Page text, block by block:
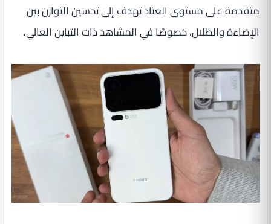
متقدمة على مستوى العتاد تهدف إلى تحسين التوازن بين
الإضاءة والظلال، خصوصًا في المشاهد ذات التباين العالي.